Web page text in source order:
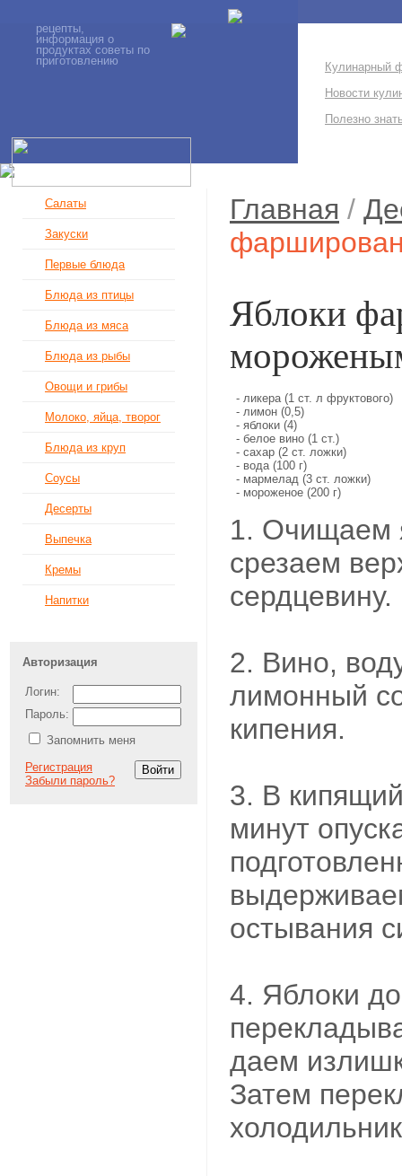
рецепты,
информация о
продуктах советы по
приготовлению
Кулинарный
Новости
Полезно
Салаты
Закуски
Первые блюда
Блюда из птицы
Блюда из мяса
Блюда из рыбы
Овощи и грибы
Молоко, яйца, творог
Блюда из круп
Соусы
Десерты
Выпечка
Кремы
Напитки
Авторизация
Логин:
Пароль:
Запомнить меня
Регистрация
Забыли пароль?
Главная /
Яблоки
- ликера (1 ст. л фруктового)
- лимон (0,5)
- яблоки (4)
- белое вино (1 ст.)
- сахар (2 ст. ложки)
- вода (100 г)
- мармелад (3 ст. ложки)
- мороженое (200 г)
1. Очищаем
срезаем
сердцевину.
2. Вино,
лимонный
кипения.
3. В
минут
остывания
4. Яблоки
даем
Затем